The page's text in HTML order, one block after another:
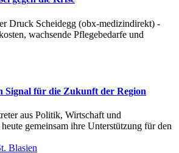
Druck Scheidegg (obx-medizindirekt) -
wachsende Pflegebedarfe und
Signal für die Zukunft der Region
aus Politik, Wirtschaft und
gemeinsam ihre Unterstützung für den